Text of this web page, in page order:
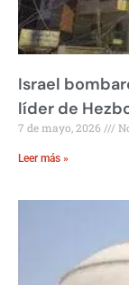
Israel
líder de
7 de mayo, 2026
Leer más »